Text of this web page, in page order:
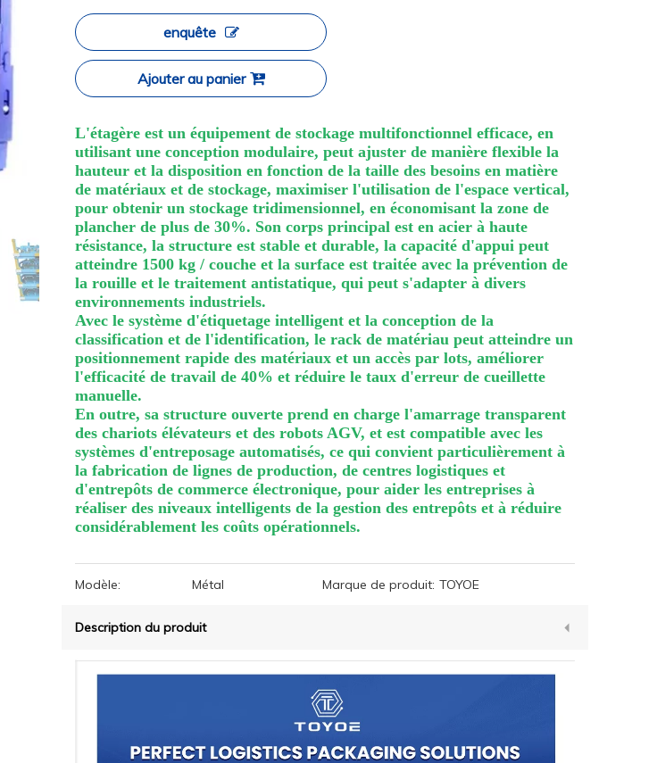
enquête
Ajouter au panier
L'étagère est un équipement de stockage multifonctionnel efficace, en
utilisant une conception modulaire, peut ajuster de manière flexible la
hauteur et la disposition en fonction de la taille des besoins en matière
de matériaux et de stockage, maximiser l'utilisation de l'espace vertical,
pour obtenir un stockage tridimensionnel, en économisant la zone de
plancher de plus de 30%. Son corps principal est en acier à haute
résistance, la structure est stable et durable, la capacité d'appui peut
atteindre 1500 kg / couche et la surface est traitée avec la prévention de
la rouille et le traitement antistatique, qui peut s'adapter à divers
environnements industriels.
Avec le système d'étiquetage intelligent et la conception de la
classification et de l'identification, le rack de matériau peut atteindre un
positionnement rapide des matériaux et un accès par lots, améliorer
l'efficacité de travail de 40% et réduire le taux d'erreur de cueillette
manuelle.
En outre, sa structure ouverte prend en charge l'amarrage transparent
des chariots élévateurs et des robots AGV, et est compatible avec les
systèmes d'entreposage automatisés, ce qui convient particulièrement à
la fabrication de lignes de production, de centres logistiques et
d'entrepôts de commerce électronique, pour aider les entreprises à
réaliser des niveaux intelligents de la gestion des entrepôts et à réduire
considérablement les coûts opérationnels.
Modèle: Métal Marque de produit: TOYOE
Description du produit